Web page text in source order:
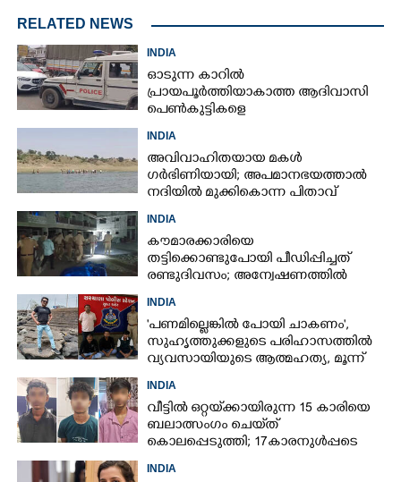
RELATED NEWS
INDIA
ഓടുന്ന കാറിൽ
പ്രായപൂർത്തിയാകാത്ത ആദിവാസി
പെൺകുട്ടികളെ
മൂന്ന് പേർ പിടിയിൽ
INDIA
അവിവാഹിതയായ മകൾ
ഗർഭിണിയായി; അപമാനഭയത്താൽ
നദിയിൽ മുക്കികൊന്ന പിതാവ്
INDIA
കൗമാരക്കാരിയെ
തട്ടിക്കൊണ്ടുപോയി പീഡിപ്പിച്ചത്
രണ്ടുദിവസം; അന്വേഷണത്തിൽ
ഫുഡ് ഡെലിവറി
INDIA
'പണമില്ലെങ്കിൽ പോയി ചാകണം',
സുഹൃത്തുക്കളുടെ പരിഹാസത്തിൽ
വ്യവസായിയുടെ ആത്മഹത്യ, മൂന്ന്
INDIA
വീട്ടിൽ ഒറ്റയ്‌ക്കായിരുന്ന 15 കാരിയെ
ബലാത്സംഗം ചെയ്‌ത്
കൊലപ്പെടുത്തി; 17കാരനുൾപ്പടെ
INDIA